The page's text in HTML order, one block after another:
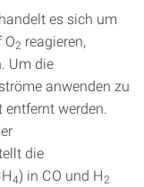
es sich um
O2 reagieren,
Um die
anwenden zu
entfernt werden.
die
4) in CO und H2